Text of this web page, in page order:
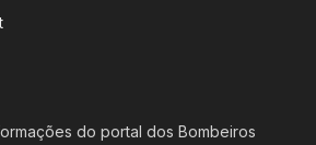
do portal dos Bombeiros